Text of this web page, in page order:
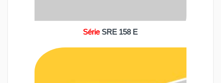
Série SRE 158 E